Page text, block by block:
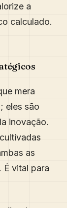
a
calculado.
mera
eles são
inovação.
as
É vital para